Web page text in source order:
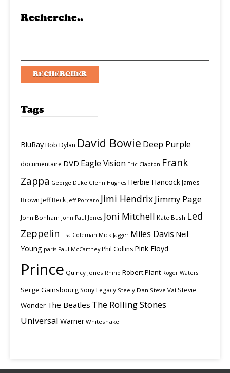
Recherche..
Tags
BluRayBob Dylan David Bowie Deep Purple
documentaire DVD Eagle Vision Eric Clapton Frank
Zappa George Duke Glenn Hughes Herbie HancockJames
Brown Jeff Beck Jeff Porcaro Jimi HendrixJimmy Page
John Bonham John Paul Jones Joni Mitchell Kate Bush Led
Zeppelin Lisa Coleman Mick Jagger Miles Davis Neil
Young paris Paul McCartney Phil Collins Pink Floyd
Prince Quincy Jones Rhino Robert Plant Roger Waters
Serge Gainsbourg Sony Legacy Steely Dan Steve Vai Stevie
Wonder The Beatles The Rolling Stones
Universal Warner Whitesnake